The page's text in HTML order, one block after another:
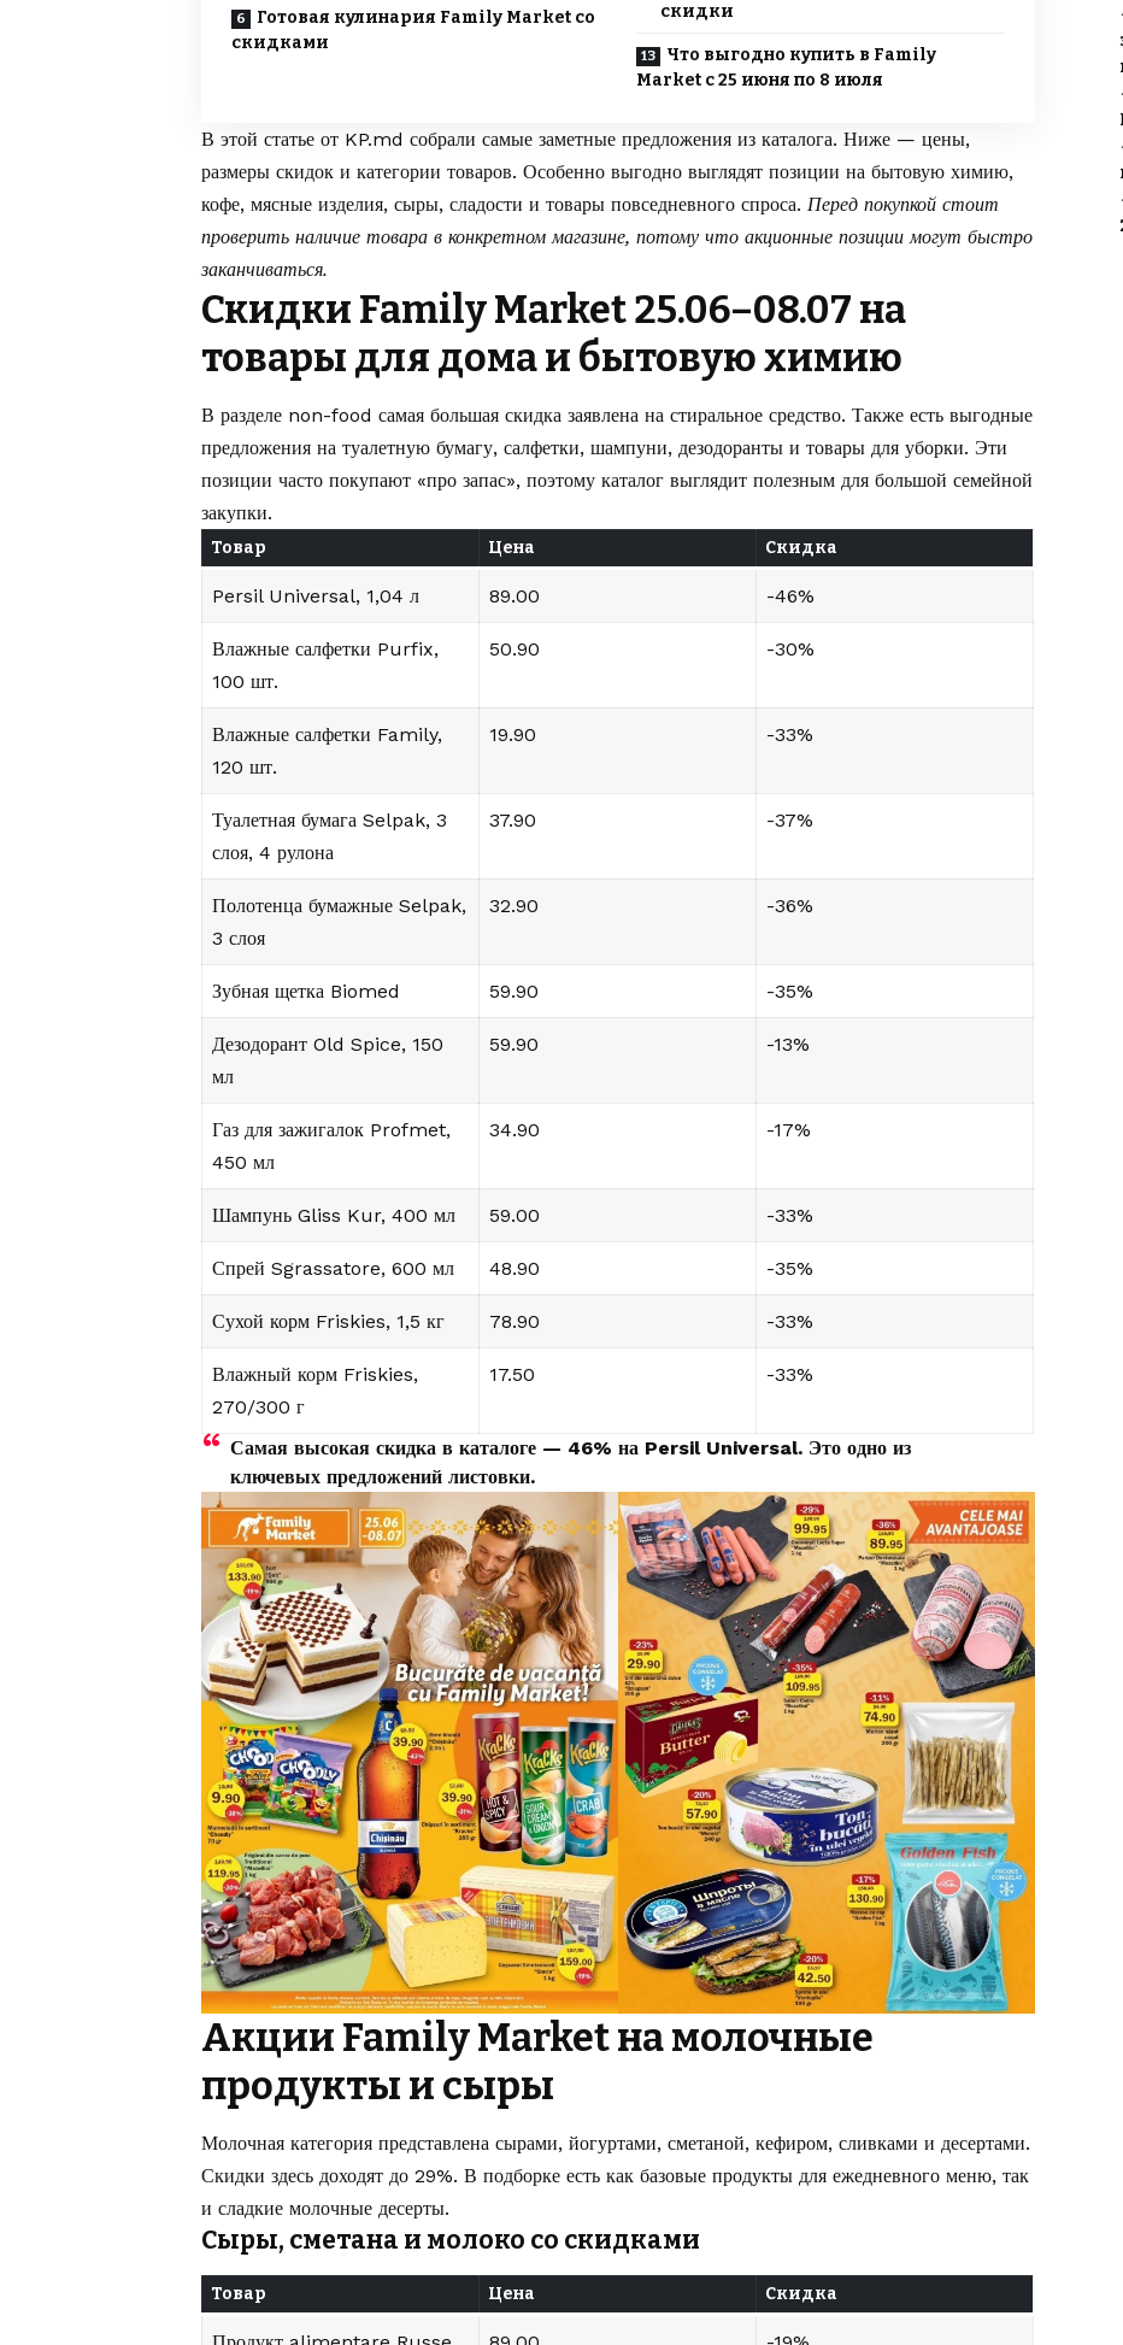
Готовая кулинария Family Market со
скидками
скидки
Что выгодно купить в Family
Market с 25 июня по 8 июля
В этой статье от KP.md собрали самые заметные предложения из каталога. Ниже — цены,
размеры скидок и категории товаров. Особенно выгодно выглядят позиции на бытовую химию,
кофе, мясные изделия, сыры, сладости и товары повседневного спроса. Перед покупкой стоит
проверить наличие товара в конкретном магазине, потому что акционные позиции могут быстро
заканчиваться.
Скидки Family Market 25.06–08.07 на
товары для дома и бытовую химию
В разделе non-food самая большая скидка заявлена на стиральное средство. Также есть выгодные
предложения на туалетную бумагу, салфетки, шампуни, дезодоранты и товары для уборки. Эти
позиции часто покупают «про запас», поэтому каталог выглядит полезным для большой семейной
закупки.
Товар Цена Скидка
Persil Universal, 1,04 л 89.00 -46%
Влажные салфетки Purfix,
100 шт.
50.90 -30%
Влажные салфетки Family,
120 шт.
19.90 -33%
Туалетная бумага Selpak, 3
слоя, 4 рулона
37.90 -37%
Полотенца бумажные Selpak,
3 слоя
32.90 -36%
Зубная щетка Biomed 59.90 -35%
Дезодорант Old Spice, 150
мл
59.90 -13%
Газ для зажигалок Profmet,
450 мл
34.90 -17%
Шампунь Gliss Kur, 400 мл 59.00 -33%
Спрей Sgrassatore, 600 мл 48.90 -35%
Сухой корм Friskies, 1,5 кг 78.90 -33%
Влажный корм Friskies,
270/300 г
17.50 -33%
Самая высокая скидка в каталоге — 46% на Persil Universal. Это одно из
ключевых предложений листовки.
Акции Family Market на молочные
продукты и сыры
Молочная категория представлена сырами, йогуртами, сметаной, кефиром, сливками и десертами.
Скидки здесь доходят до 29%. В подборке есть как базовые продукты для ежедневного меню, так
и сладкие молочные десерты.
Сыры, сметана и молоко со скидками
Товар Цена Скидка